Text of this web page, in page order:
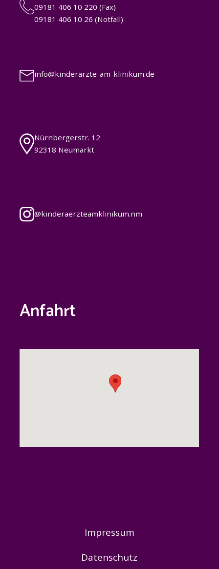
09181 406 10 220 (Fax)
09181 406 10 26 (Notfall)
info@kinderärzte-am-klinikum.de
Nürnbergerstr. 12
92318 Neumarkt
@kinderaerzteamklinikum.nm
Anfahrt
Impressum
Datenschutz